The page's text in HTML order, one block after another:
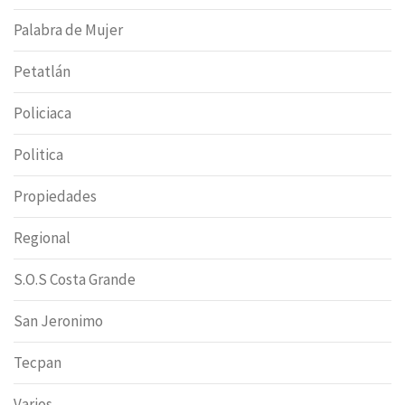
Palabra de Mujer
Petatlán
Policiaca
Politica
Propiedades
Regional
S.O.S Costa Grande
San Jeronimo
Tecpan